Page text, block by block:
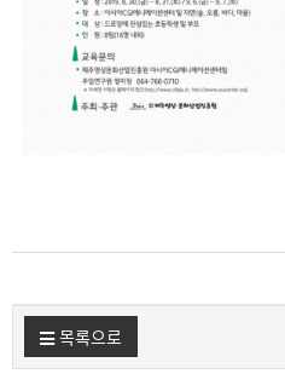
목록으로